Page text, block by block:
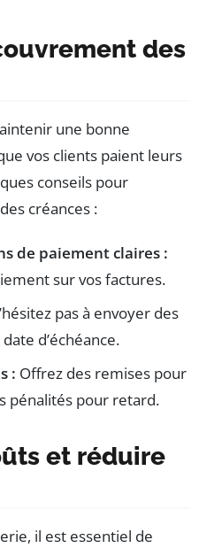
des
une bonne
vos clients paient leurs
conseils pour
créances :
de paiement claires :
sur vos factures.
pas à envoyer des
d’échéance.
: Offrez des remises pour
pénalités pour retard.
et réduire
il est essentiel de